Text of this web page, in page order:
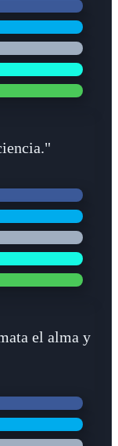
el alma y